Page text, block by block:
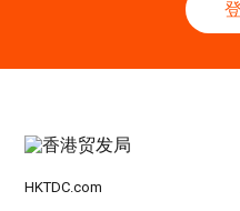
HKTDC.com